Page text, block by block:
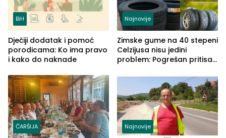
BiH
Dječiji dodatak i pomoć
porodicama: Ko ima pravo
i kako do naknade
Najnovije
Zimske gume na 40 stepeni
Celzijusa nisu jedini
problem: Pogrešan pritisak
ČARŠIJA Najnovije